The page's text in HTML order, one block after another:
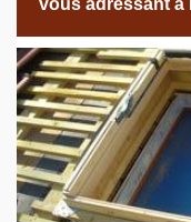
vous adressant à